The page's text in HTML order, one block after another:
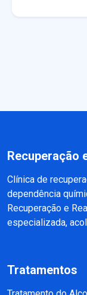
Recuperação
Clínica de
dependência
Recuperação e
especializada,
Tratamentos